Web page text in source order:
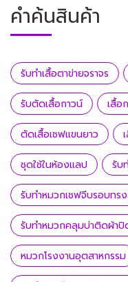
คำค้นสินค้า
รับทำเสื้อตาข่ายจราจร
รับตัดเสื้อกาวน์ เสื้อ
ตัดเสื้อเชฟแขนยาว
ชุดใช้ในห้องแลป รับ
รับทำหมวกเชฟจีบรอบทร
รับทำหมวกคลุมบ่าติดผ้าปิ
หมวกโรงงานอุตสาหกรรม